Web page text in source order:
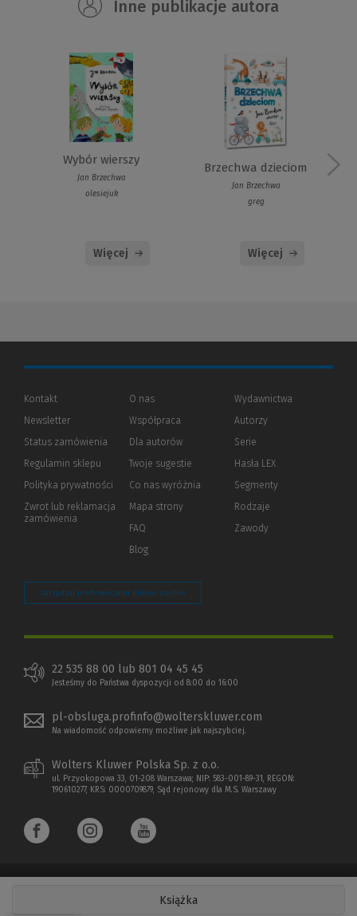
Książka
Inne publikacje autora
Wybór wierszy
Jan Brzechwa
olesiejuk
Więcej
Brzechwa dzieciom
Jan Brzechwa
greg
Więcej
Kontakt
Newsletter
Status zamówienia
Regulamin sklepu
Polityka prywatności (Nowe
(Link
innej
Zwrot lub reklamacja
zamówienia
O nas
Współpraca
Dla autorów(Nowe
(Link
innej
strony)
Twoje sugestie
Co nas wyróżnia
Mapa strony
FAQ
Blog
Wydawnictwa
Autorzy
Serie
Hasła LEX
Segmenty
Rodzaje
Zawody
Zarządzaj preferencjami plików cookie
22 535 88 00 lub 801 04 45 45
Jesteśmy do Państwa dyspozycji od 8:00 do 16:00
pl-obsluga.profinfo@wolterskluwer.com
Na wiadomość odpowiemy możliwe jak najszybciej.
Wolters Kluwer Polska Sp. z o.o.
ul. Przyokopowa 33, 01-208 Warszawa; NIP: 583-001-89-31, REGON:
190610277, KRS: 0000709879, Sąd rejonowy dla M.S. Warszawy